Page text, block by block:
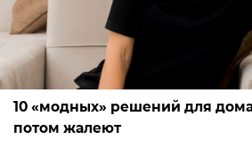
10 «модных» решений для
потом жалеют